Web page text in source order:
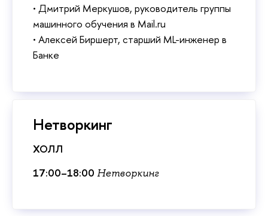
• Дмитрий Меркушов, руководитель группы
машинного обучения в Mail.ru
• Алексей Биршерт, старший ML-инженер
Банке
Нетворкин
ХОЛЛ
17:00–18:00 Нетворкин